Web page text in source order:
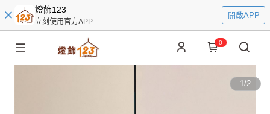
燈飾123
立刻使用官方APP
開啟APP
0
1/2